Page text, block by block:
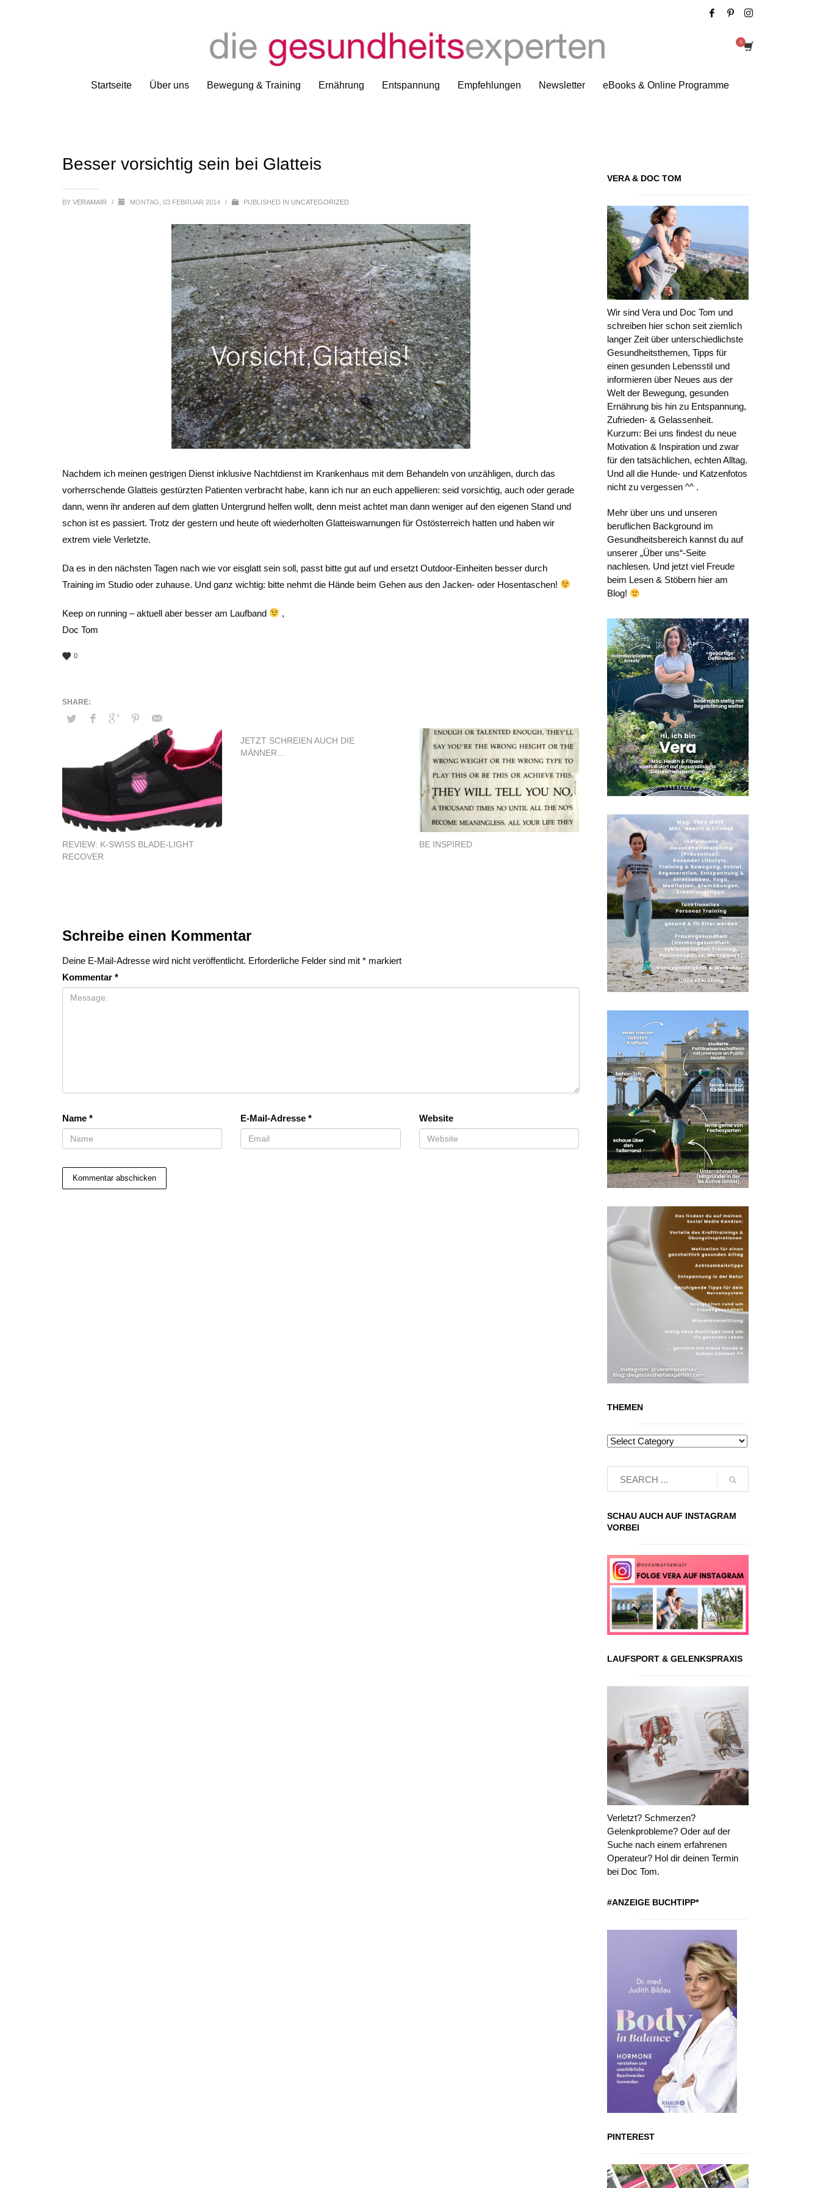
Startseite Über uns Bewegung & Training Ernährung Entspannung Empfehlungen Newsletter eBooks & Online Programme
Besser vorsichtig sein bei Glatteis
Besser vorsichtig sein bei Glatteis
BY VERAMAIR / MONTAG, 03 FEBRUAR 2014 / PUBLISHED IN UNCATEGORIZED
Nachdem ich meinen gestrigen Dienst inklusive Nachtdienst im Krankenhaus mit dem Behandeln von unzähligen, durch das
vorherrschende Glatteis gestürzten Patienten verbracht habe, kann ich nur an euch appellieren: seid vorsichtig, auch oder gerade
dann, wenn ihr anderen auf dem glatten Untergrund helfen wollt, denn meist achtet man dann weniger auf den eigenen Stand und
schon ist es passiert. Trotz der gestern und heute oft wiederholten Glatteiswarnungen für Ostösterreich hatten und haben wir
extrem viele Verletzte.
Da es in den nächsten Tagen nach wie vor eisglatt sein soll, passt bitte gut auf und ersetzt Outdoor-Einheiten besser durch
Training im Studio oder zuhause. Und ganz wichtig: bitte nehmt die Hände beim Gehen aus den Jacken- oder Hosentaschen!
Keep on running – aktuell aber besser am Laufband
,
Doc Tom
0
REVIEW: K-SWISS BLADE-LIGHT
RECOVER
JETZT SCHREIEN AUCH DIE
MÄNNER…
BE INSPIRED
Schreibe einen Kommentar
Deine E-Mail-Adresse wird nicht veröffentlicht. Erforderliche Felder sind mit * markiert
Kommentar *
Name * E-Mail-Adresse* Website
VERA & DOC TOM
Wir sind Vera und Doc Tom und
schreiben hier schon seit ziemlich
langer Zeit über unterschiedlichste
Gesundheitsthemen, Tipps für
einen gesunden Lebensstil und
informieren über Neues aus der
Welt der Bewegung, gesunden
Ernährung bis hin zu Entspannung,
Zufrieden- & Gelassenheit.
Kurzum: Bei uns findest du neue
Motivation & Inspiration und zwar
für den tatsächlichen, echten Alltag.
Und all die Hunde- und Katzenfotos
nicht zu vergessen ^^ .
Mehr über uns und unseren
beruflichen Background im
Gesundheitsbereich kannst du auf
unserer „Über uns“-Seite
nachlesen. Und jetzt viel Freude
beim Lesen & Stöbern hier am
Blog!
THEMEN
SCHAU AUCH AUF INSTAGRAM
VORBEI
LAUFSPORT & GELENKSPRAXIS
Verletzt? Schmerzen?
Gelenkprobleme? Oder auf der
Suche nach einem erfahrenen
Operateur? Hol dir deinen Termin
bei Doc Tom.
#ANZEIGE BUCHTIPP*
PINTEREST